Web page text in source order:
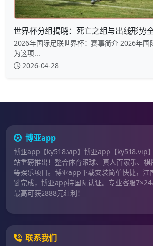
世界杯分组揭晓：死亡之组与出线形势
2026年国际足联世界杯：赛事简介 2026年国
为这项...
2026-04-28
博亚app
博亚app【ky518.vip】博亚app【ky518.vip
站重磅推出！整合体育滚球、真人百家乐、
等娱乐项目。博亚app下载安装简单快捷，江
键完成，博亚app持国际认证。专业客服
最高可获2888元红利！
联系我们